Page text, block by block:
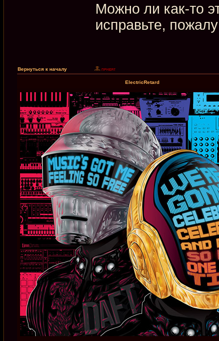
Можно ли как-то
исправьте,
Вернуться к началу
ElectricRetard